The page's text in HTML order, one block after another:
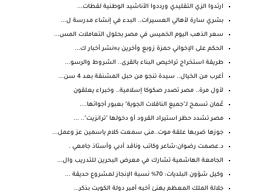
ارتدوا الزي التقليدي ورددوا الأناشيد الوطنية لقطات...
بشري سارة لأهالي العسيرات.. البدء في إنشاء مدرسة ل...
سعر الذهب اليوم الخميس في مصر بحلول التعاملات المس...
الحكم على الإخواني حمزة زوبع وأخرين بـ«نشر أخبار ك...
طريقة استخراج تراخيص البناء بالقرى.. الشروط والرسو...
أغرب من الخيال.. سيدة تنجو من حبل المشنقة بعد 4 سن...
لأول مرة.. مصر تصدر صكوكا إسلامية.. وخبراء يعلقون
عُمان تسمح لـ"جميع الناقلات الجوية" بعبور أجوائها....
مصر تشدد حظر استيراد القرود أو دخولها "ترانزيت".. ...
جوزها ضربها علقة موت..منى سمعت كلام ياسمين عز وعمل...
د.عصمت رضوان:شاعر وكاتب وناقد أدبي وأستاذ جامعي .
الجامعة الهاشمية تشارك في معرض البحرين للتدريب وال...
وكيل شؤون البلديات: 70% نسبة الإنجاز لمشروع حديقة ...
جلالة الملك المعظم يهنئ أخيه أمير دولة الكويت بذكر...